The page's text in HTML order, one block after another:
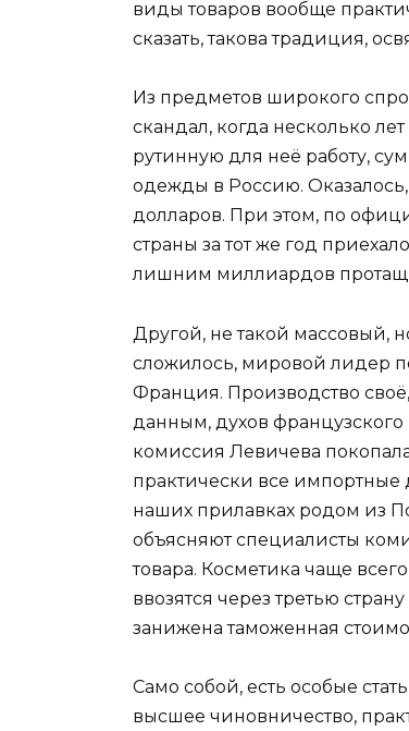
виды товаров вообще
сказать, такова традиция,
Из предметов широкого
скандал, когда несколько
рутинную для неё работу,
одежды в Россию. Оказалось,
долларов. При этом, по
страны за тот же год
лишним миллиардов
Другой, не такой массовый,
сложилось, мировой лидер
Франция. Производство
данным, духов
комиссия Левичева
практически все импортные
наших прилавках родом из
объясняют специалисты
товара. Косметика чаще
ввозятся через третью
занижена таможенная
Само собой, есть особые
высшее чиновничество,